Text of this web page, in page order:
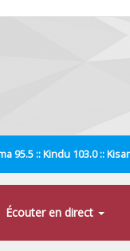
95.5 :: Kindu 103.0 ::
Écouter en direct